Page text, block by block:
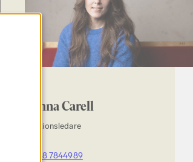
Johanna Carell
Produktionsledare
+46 (0) 8 7844989